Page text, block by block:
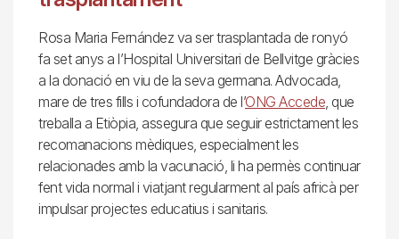
Rosa Maria Fernández va ser trasplantada de ronyó
fa set anys a l’Hospital Universitari de Bellvitge gràcies
a la donació en viu de la seva germana. Advocada,
mare de tres fills i cofundadora de l’ONG Accede , que
treballa a Etiòpia, assegura que seguir estrictament les
recomanacions mèdiques, especialment les
relacionades amb la vacunació, li ha permès continuar
fent vida normal i viatjant regularment al país africà per
impulsar projectes educatius i sanitaris.